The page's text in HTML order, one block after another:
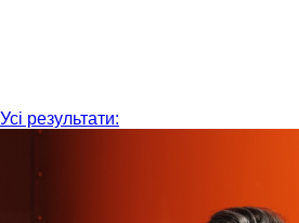
Усі результати: